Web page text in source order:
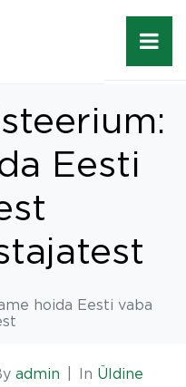
Eesti
hoida Eesti vaba
admin In Üldine